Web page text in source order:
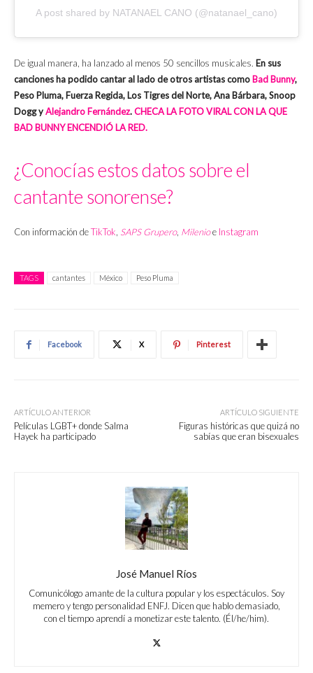
A post shared by NATANAEL CANO (@natanael_cano)
De igual manera, ha lanzado al menos 50 sencillos musicales. En sus
canciones ha podido cantar al lado de otros artistas como Bad Bunny,
Peso Pluma, Fuerza Regida, Los Tigres del Norte, Ana Bárbara, Snoop
Dogg yAlejandro Fernández.CHECA LA FOTO VIRAL CON LA QUE
BAD BUNNY ENCENDIÓ LA RED.
¿Conocías estos datos sobre el
cantante sonorense?
Con información deTikTok, SAPS Grupero, Milenioe Instagram
TAGS cantantes México Peso Pluma
Facebook X Pinterest
ARTÍCULO ANTERIOR
Películas LGBT+ donde Salma
Hayek ha participado
ARTÍCULO SIGUIENTE
Figuras históricas que quizá no
sabías que eran bisexuales
José Manuel Ríos
Comunicólogo amante de la cultura popular y los espectáculos. Soy
memero y tengo personalidad ENFJ. Dicen que hablo demasiado,
con el tiempo aprendí a monetizar este talento. (Él/he/him).